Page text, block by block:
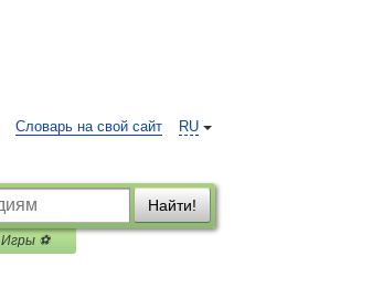
RU
Словарь на свой сайт
Найти!
Игры ⚽